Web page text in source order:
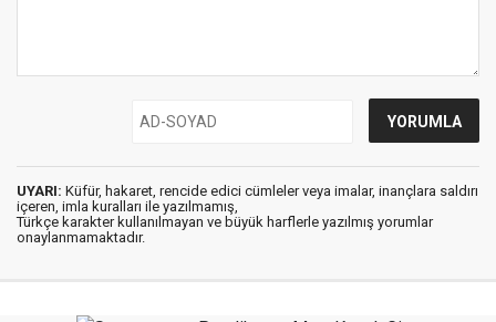
UYARI: Küfür, hakaret, rencide edici cümleler veya imalar, inançlara saldırı
içeren, imla kuralları ile yazılmamış,
Türkçe karakter kullanılmayan ve büyük harflerle yazılmış yorumlar
onaylanmamaktadır.